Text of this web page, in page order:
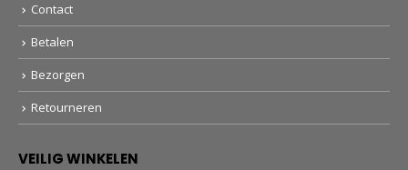
Contact
Betalen
Bezorgen
Retourneren
VEILIG WINKELEN